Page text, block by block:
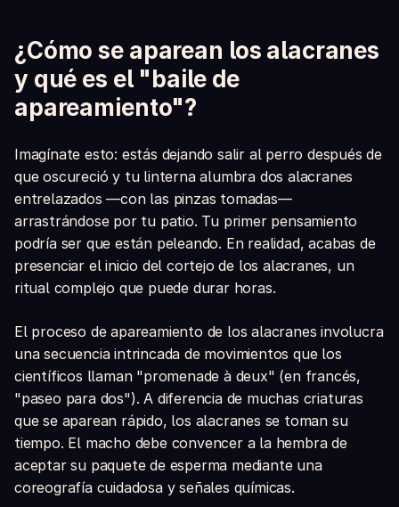
¿Cómo se aparean los alacranes
y qué es el "baile de
apareamiento"?
Imagínate esto: estás dejando salir al perro después de
que oscureció y tu linterna alumbra dos alacranes
entrelazados —con las pinzas tomadas—
arrastrándose por tu patio. Tu primer pensamiento
podría ser que están peleando. En realidad, acabas de
presenciar el inicio del cortejo de los alacranes, un
ritual complejo que puede durar horas.
El proceso de apareamiento de los alacranes involucra
una secuencia intrincada de movimientos que los
científicos llaman "promenade à deux" (en francés,
"paseo para dos"). A diferencia de muchas criaturas
que se aparean rápido, los alacranes se toman su
tiempo. El macho debe convencer a la hembra de
aceptar su paquete de esperma mediante una
coreografía cuidadosa y señales químicas.